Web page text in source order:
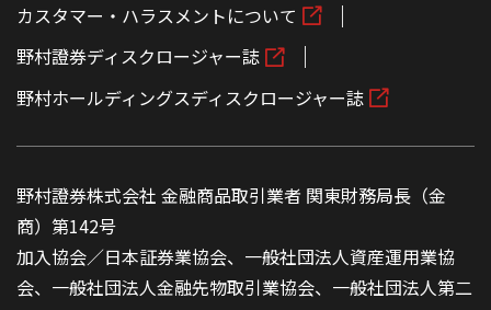
カスタマー・ハラスメントについて
野村證券ディスクロージャー誌
野村ホールディングスディスクロージャー誌
野村證券株式会社 金融商品取引業者 関東財務局長（金
商）第142号
加入協会／日本証券業協会、一般社団法人資産運用業協
会、一般社団法人金融先物取引業協会、一般社団法人第二